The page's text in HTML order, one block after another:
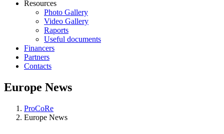
Resources
Photo Gallery
Video Gallery
Raports
Useful documents
Financers
Partners
Contacts
Europe News
ProCoRe
Europe News